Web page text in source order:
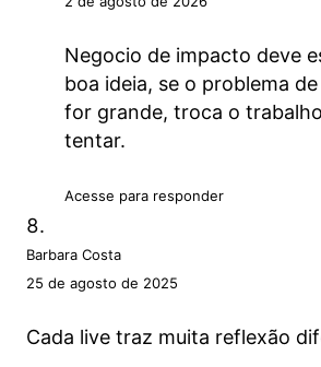
Negocio de impacto deve
boa ideia, se o problema
for grande, troca o
tentar.
Acesse para responder
Barbara Costa
25 de agosto de 2025
Cada live traz muita reflexão